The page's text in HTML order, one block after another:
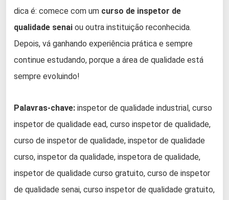
dica é: comece com um curso de inspetor de
qualidade senai ou outra instituição reconhecida.
Depois, vá ganhando experiência prática e sempre
continue estudando, porque a área de qualidade está
sempre evoluindo!
Palavras-chave: inspetor de qualidade industrial, curso
inspetor de qualidade ead, curso inspetor de qualidade,
curso de inspetor de qualidade, inspetor de qualidade
curso, inspetor da qualidade, inspetora de qualidade,
inspetor de qualidade curso gratuito, curso de inspetor
de qualidade senai, curso inspetor de qualidade gratuito,